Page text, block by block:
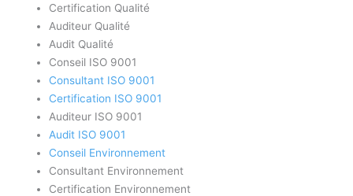
Certification Qualité
Auditeur Qualité
Audit Qualité
Conseil ISO 9001
Consultant ISO 9001
Certification ISO 9001
Auditeur ISO 9001
Audit ISO 9001
Conseil Environnement
Consultant Environnement
Certification Environnement